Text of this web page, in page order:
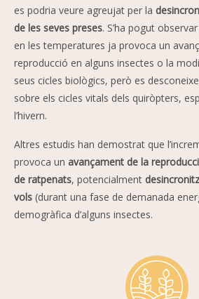
es podria veure agreujat per la
de les seves preses. S’ha pogut
en les temperatures ja provoca un
reproducció en alguns insectes o la
seus cicles biològics, però es
sobre els cicles vitals dels quiròpters,
l’hivern.
Altres estudis han demostrat que
provoca un avançament de la
de ratpenats, potencialment
vols (durant una fase de demanada
demogràfica d’alguns insectes.